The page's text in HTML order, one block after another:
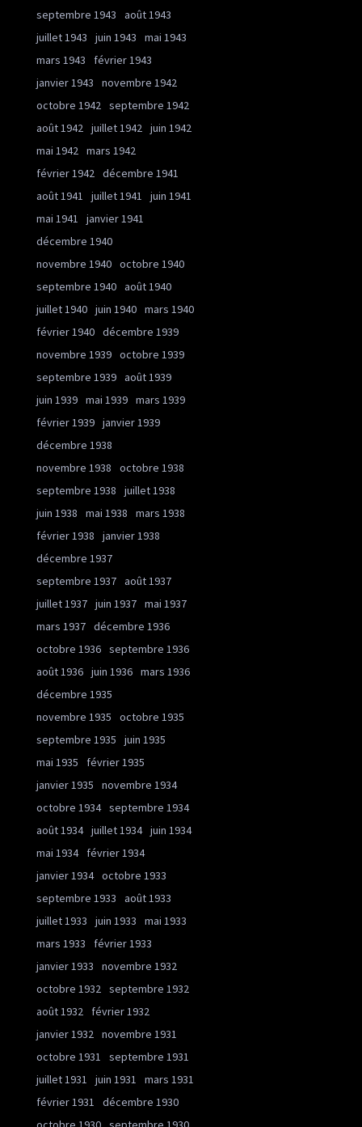
septembre 1943
août 1943
juillet 1943
juin 1943
mai 1943
mars 1943
février 1943
janvier 1943
novembre 1942
octobre 1942 septembre 1942
août 1942 juillet 1942 juin 1942
mai 1942 mars 1942
février 1942 décembre 1941
août 1941
juillet 1941
juin 1941
mai 1941
janvier 1941
décembre 1940
novembre 1940 octobre 1940
septembre 1940 août 1940
juillet 1940 juin 1940 mars 1940
février 1940 décembre 1939
novembre 1939 octobre 1939
septembre 1939 août 1939
juin 1939 mai 1939 mars 1939
février 1939 janvier 1939
décembre 1938
novembre 1938
octobre 1938
septembre 1938
juillet 1938
juin 1938
mai 1938
mars 1938
février 1938
janvier 1938
décembre 1937
septembre 1937 août 1937
juillet 1937 juin 1937 mai 1937
mars 1937 décembre 1936
octobre 1936 septembre 1936
août 1936 juin 1936 mars 1936
décembre 1935
novembre 1935
octobre 1935
septembre 1935
juin 1935
mai 1935
février 1935
janvier 1935
novembre 1934
octobre 1934 septembre 1934
août 1934 juillet 1934 juin 1934
mai 1934
février 1934
janvier 1934 octobre 1933
septembre 1933
août 1933
juillet 1933
juin 1933
mai 1933
mars 1933
février 1933
janvier 1933
novembre 1932
octobre 1932 septembre 1932
août 1932
février 1932
janvier 1932 novembre 1931
octobre 1931
septembre 1931
juillet 1931
juin 1931
mars 1931
février 1931
décembre 1930